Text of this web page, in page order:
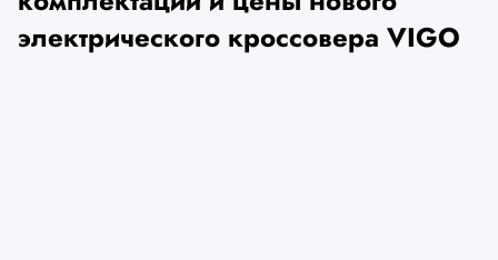
электрического кроссовера VIGO